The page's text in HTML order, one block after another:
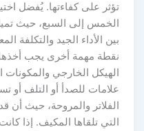
تؤثر على كفاءتها. يُفضل
الخمس إلى السبع، حيث
بين الأداء الجيد والتكلفة
نقطة مهمة أخرى يجب أخذها
الهيكل الخارجي والمكونات
علامات للصدأ أو التلف أو
الفلاتر والمروحة، حيث أن
التي تلقاها المكيف. إذا